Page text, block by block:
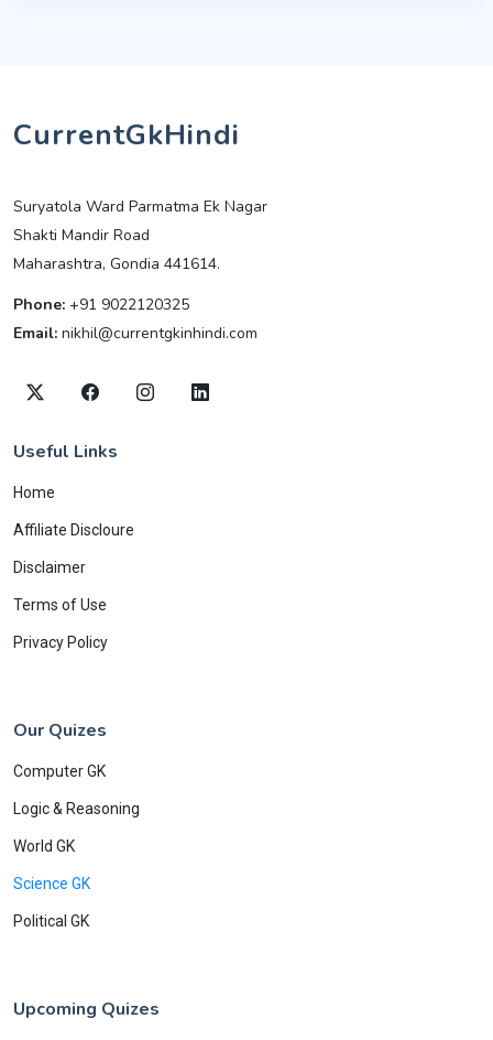
CurrentGkHindi
Suryatola Ward Parmatma Ek Nagar
Shakti Mandir Road
Maharashtra, Gondia 441614.
Phone: +91 9022120325
Email: nikhil@currentgkinhindi.com
Useful Links
Home
Affiliate Discloure
Disclaimer
Terms of Use
Privacy Policy
Our Quizes
Computer GK
Logic & Reasoning
World GK
Science GK
Political GK
Upcoming Quizes